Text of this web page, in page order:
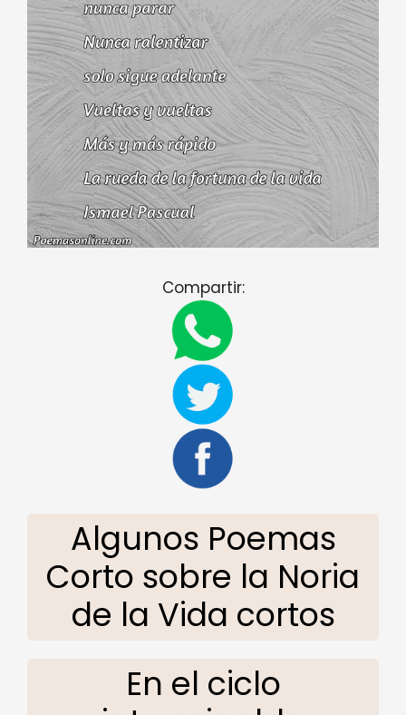
Compartir:
Algunos Poemas
Corto sobre la Noria
de la Vida cortos
En el ciclo